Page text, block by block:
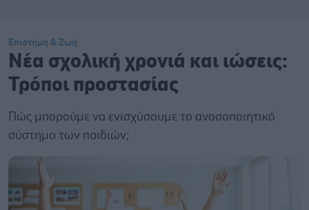
Επιστήμη & Ζωή
Νέα σχολική χρονιά και ιώσεις:
Τρόποι προστασίας
Πώς μπορούμε να ενισχύσουμε το ανοσοποιητικό
σύστημα των παιδιών;